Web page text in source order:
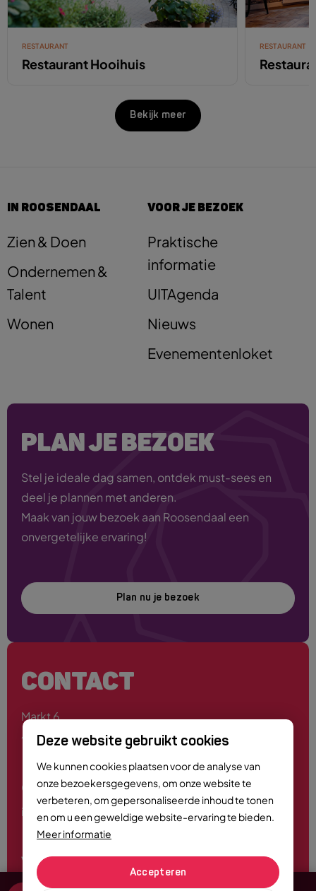
Deze website gebruikt cookies
We kunnen cookies plaatsen voor de analyse van
onze bezoekersgegevens, om onze website te
verbeteren, om gepersonaliseerde inhoud te tonen
en om u een geweldige website-ervaring te bieden.
Meer informatie
Accepteren
RESTAURANT
Restaurant Hooihuis
RESTAURANT
Bekijk meer
IN ROOSENDAAL
Zien & Doen
Ondernemen &
Talent
Wonen
VOOR JE BEZOEK
Praktische
informatie
UITAgenda
Nieuws
Evenementenloket
PLAN JE BEZOEK
Stel je ideale dag samen, ontdek must-sees en
deel je plannen met anderen.
Maak van jouw bezoek aan Roosendaal een
onvergetelijke ervaring!
Plan nu je bezoek
CONTACT
Markt 6
4701 PE Roosendaal
0165 - 55 44 00
info@roosendaalcitymarketing.nl
Volg ons